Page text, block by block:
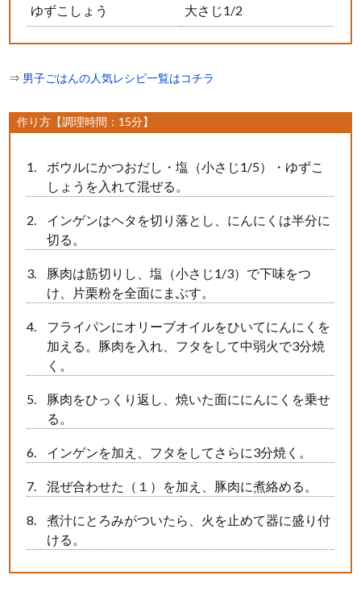
ゆずこしょう 大さじ1/2
⇒ 男子ごはんの人気レシピ一覧はコチラ
作り方【調理時間：15分】
ボウルにかつおだし・塩（小さじ1/5）・ゆずこ
しょうを入れて混ぜる。
インゲンはヘタを切り落とし、にんにくは半分に
切る。
豚肉は筋切りし、塩（小さじ1/3）で下味をつ
け、片栗粉を全面にまぶす。
フライパンにオリーブオイルをひいてにんにくを
加える。豚肉を入れ、フタをして中弱火で3分焼
く。
豚肉をひっくり返し、焼いた面ににんにくを乗せ
る。
インゲンを加え、フタをしてさらに3分焼く。
混ぜ合わせた（１）を加え、豚肉に煮絡める。
煮汁にとろみがついたら、火を止めて器に盛り付
ける。